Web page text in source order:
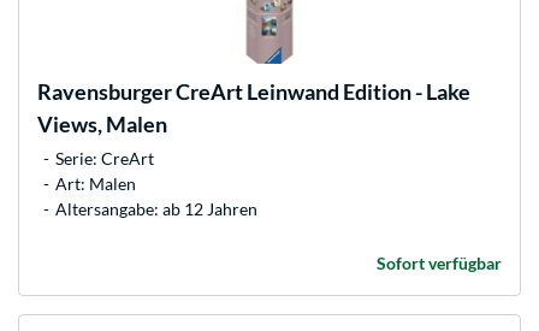
RavensburgerCreArt Leinwand Edition - Lake
Views, Malen
Serie: CreArt
Art: Malen
Altersangabe: ab 12 Jahren
Sofort verfügbar